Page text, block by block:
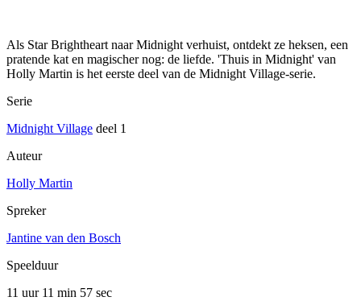
Als Star Brightheart naar Midnight verhuist, ontdekt ze heksen, een
pratende kat en magischer nog: de liefde. 'Thuis in Midnight' van
Holly Martin is het eerste deel van de Midnight Village-serie.
Serie
Midnight Village deel 1
Auteur
Holly Martin
Spreker
Jantine van den Bosch
Speelduur
11 uur 11 min 57 sec